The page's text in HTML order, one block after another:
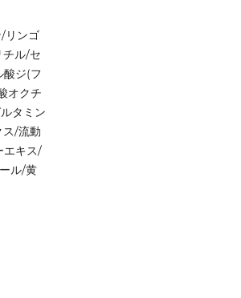
リンゴ
チル/セ
酸ジ(フ
オクチ
タミン
/流動
エキス/
ル/黄